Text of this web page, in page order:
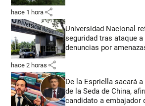
hace 1 hora share
Universidad Nacional
seguridad tras ataque
denuncias por
hace 2 horas share
De la Espriella sacará
de la Seda de China,
candidato a embajador